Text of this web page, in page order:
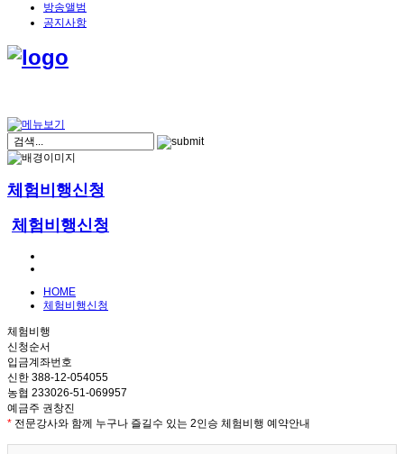
방송앨범
공지사항
체험비행신청
체험비행신청
HOME
체험비행신청
체험비행
신청순서
입금계좌번호
신한 388-12-054055
농협 233026-51-069957
예금주 권창진
* 전문강사와 함께 누구나 즐길수 있는 2인승 체험비행 예약안내